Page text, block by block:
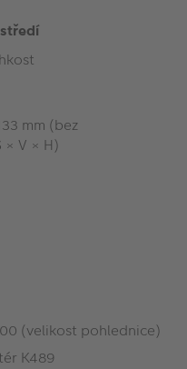
mm (bez
× V × H)
(velikost pohlednice)
K489